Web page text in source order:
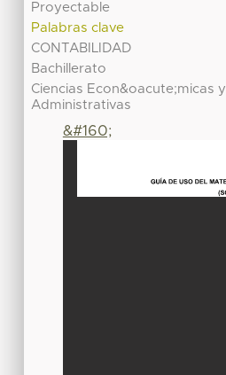
Proyectable
Palabras clave
CONTABILIDAD
Bachillerato
Ciencias Econ&oacute;micas y
Administrativas
&#160;